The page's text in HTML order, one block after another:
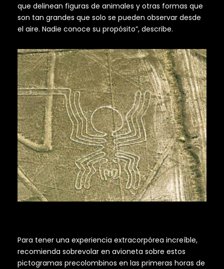
que delinean figuras de animales y otras formas que
son tan grandes que solo se pueden observar desde
el aire. Nadie conoce su propósito”, describe.
Para tener una experiencia extracorpórea increíble,
recomienda sobrevolar en avioneta sobre estos
pictogramas precolombinos en las primeras horas de